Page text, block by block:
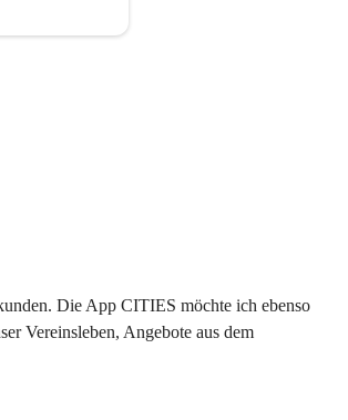
Die App CITIES möchte ich ebenso
Vereinsleben, Angebote aus dem